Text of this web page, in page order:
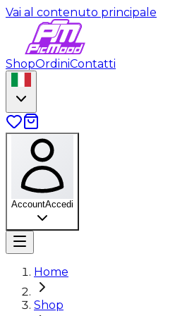
Vai al contenuto principale
ShopOrdiniContatti
AccountAccedi
Home
Shop